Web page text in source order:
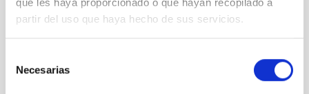
partir del uso que haya hecho de sus servicios.
Necesarias